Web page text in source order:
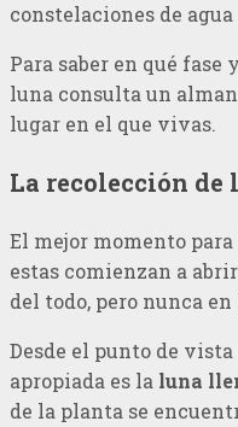
constelaciones de agua
Para saber en qué
luna consulta un
lugar en el que vivas.
La recolección de
El mejor momento
estas comienzan a
del todo, pero nunca
Desde el punto de
apropiada es la luna
de la planta se